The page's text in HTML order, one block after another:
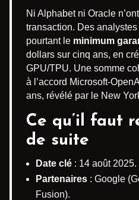
Ni Alphabet ni Oracle
transaction. Des
pourtant le minimum
dollars sur cinq ans, en
GPU/TPU. Une somme
à l’accord Microsoft-
ans, révélé par le New
Ce qu’il faut
de suite
Date clé : 14 août 2025.
Partenaires : Google
Fusion).